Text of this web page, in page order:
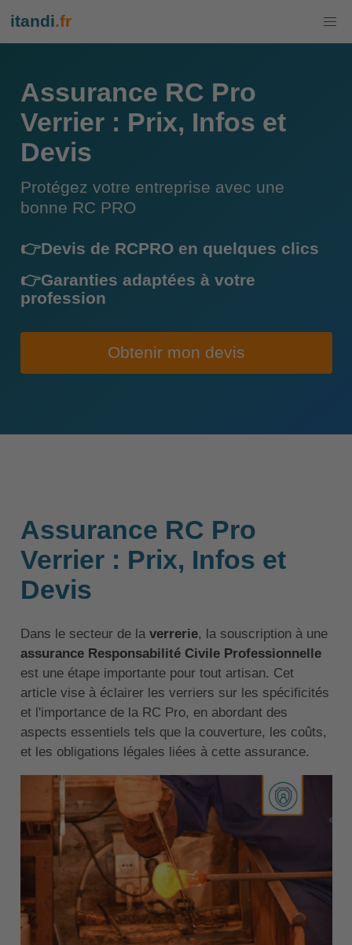
itandi.fr
Assurance RC Pro
Verrier : Prix, Infos et
Devis
Protégez votre entreprise avec une
bonne RC PRO
👉Devis de RCPRO en quelques clics
👉Garanties adaptées à votre
profession
Obtenir mon devis
Assurance RC Pro
Verrier : Prix, Infos et
Devis
Dans le secteur de la verrerie, la souscription à une
assurance Responsabilité Civile Professionnelle
est une étape importante pour tout artisan. Cet
article vise à éclairer les verriers sur les spécificités
et l'importance de la RC Pro, en abordant des
aspects essentiels tels que la couverture, les coûts,
et les obligations légales liées à cette assurance.